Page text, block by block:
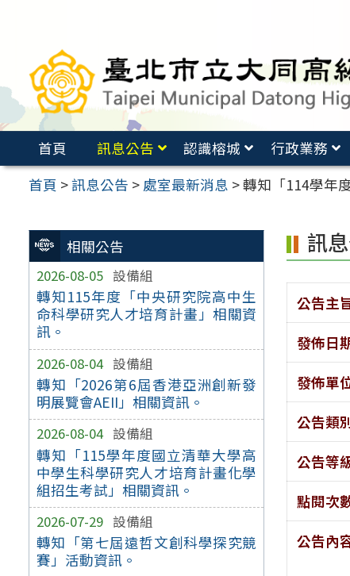
要
容
首頁 訊息公告 認識榕城 行政業務
首頁 >訊息公告 > 處室最新消息 >轉知「114學年
相關公告
2026-08-05 設備組
轉知115年度「中央研究院高中生
命科學研究人才培育計畫」相關資
訊。
2026-08-04 設備組
轉知「2026第6屆香港亞洲創新發
明展覽會AEII」相關資訊。
2026-08-04 設備組
轉知「115學年度國立清華大學高
中學生科學研究人才培育計畫化學
組招生考試」相關資訊。
2026-07-29 設備組
轉知「第七屆遠哲文創科學探究競
賽」活動資訊。
訊
公告主
發佈日
發佈單
公告類
公告等
點閱次
公告內